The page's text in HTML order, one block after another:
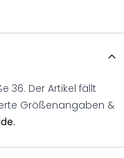
36. Der Artikel fällt
Größenangaben &